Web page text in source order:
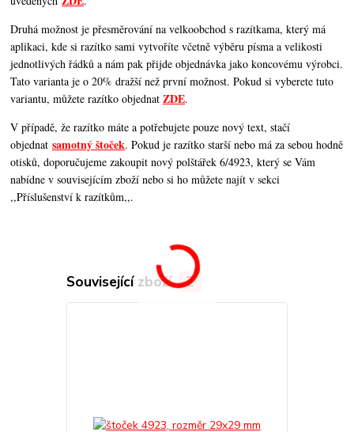
Druhá možnost je přesměrování na velkoobchod s razítkama, který má
aplikaci, kde si razítko sami vytvoříte včetně výběru písma a velikosti
jednotlivých řádků a nám pak přijde objednávka jako koncovému výrobci.
Tato varianta je o 20% dražší než první možnost. Pokud si vyberete tuto
variantu, můžete razítko objednatZDE.
V případě, že razítko máte a potřebujete pouze nový text, stačí
objednatsamotný štoček. Pokud je razítko starší nebo má za sebou hodně
otisků, doporučujeme zakoupit nový polštářek 6/4923, který se Vám
nabídne v souvisejícím zboží nebo si ho můžete najít v sekci
,,Příslušenství k razítkům,,.
Související zboží 2